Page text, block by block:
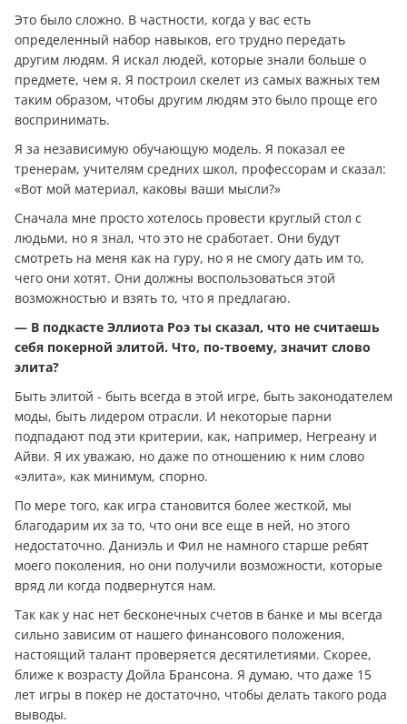
Это было сложно. В частности, когда у вас есть
определенный набор навыков, его трудно передать
другим людям. Я искал людей, которые знали больше о
предмете, чем я. Я построил скелет из самых важных тем
таким образом, чтобы другим людям это было проще его
воспринимать.
Я за независимую обучающую модель. Я показал ее
тренерам, учителям средних школ, профессорам и сказал:
«Вот мой материал, каковы ваши мысли?»
Сначала мне просто хотелось провести круглый стол с
людьми, но я знал, что это не сработает. Они будут
смотреть на меня как на гуру, но я не смогу дать им то,
чего они хотят. Они должны воспользоваться этой
возможностью и взять то, что я предлагаю.
— В подкасте Эллиота Роэ ты сказал, что не считаешь
себя покерной элитой. Что, по-твоему, значит слово
элита?
Быть элитой - быть всегда в этой игре, быть законодателем
моды, быть лидером отрасли. И некоторые парни
подпадают под эти критерии, как, например, Негреану и
Айви. Я их уважаю, но даже по отношению к ним слово
«элита», как минимум, спорно.
По мере того, как игра становится более жесткой, мы
благодарим их за то, что они все еще в ней, но этого
недостаточно. Даниэль и Фил не намного старше ребят
моего поколения, но они получили возможности, которые
вряд ли когда подвернутся нам.
Так как у нас нет бесконечных счетов в банке и мы всегда
сильно зависим от нашего финансового положения,
настоящий талант проверяется десятилетиями. Скорее,
ближе к возрасту Дойла Брансона. Я думаю, что даже 15
лет игры в покер не достаточно, чтобы делать такого рода
выводы.